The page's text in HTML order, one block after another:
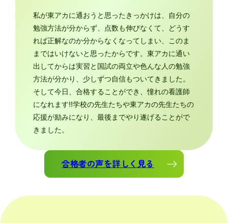
私が東アカに通おうと思ったきっかけは、自分の
勉強方法が分からず、点数も伸びなくて、どうす
れば正解なのか分からなくなってしまい、このま
まではいけないと思ったからです。東アカに通い
出してからは実習と国試の両立や色んな人の勉強
方法が分かり、少しずつ自信もついてきました。
そして今日、合格することができ、憧れの看護師
になれます‼学校の先生たちや東アカの先生たちの
応援が励みになり、最後までやり遂げることがで
きました。
合格者の声を詳しく見る